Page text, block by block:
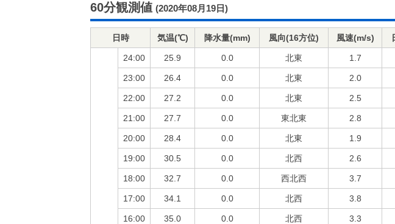
60分観測値 (2020年08月19日)
日時 気温(℃) 降水量(mm) 風向(16方位) 風速(m/s)
24:00 25.9 0.0 北東 1.7
23:00 26.4 0.0 北東 2.0
22:00 27.2 0.0 北東 2.5
21:00 27.7 0.0 東北東 2.8
20:00 28.4 0.0 北東 1.9
19:00 30.5 0.0 北西 2.6
18:00 32.7 0.0 西北西 3.7
17:00 34.1 0.0 北西 3.8
16:00 35.0 0.0 北西 3.3